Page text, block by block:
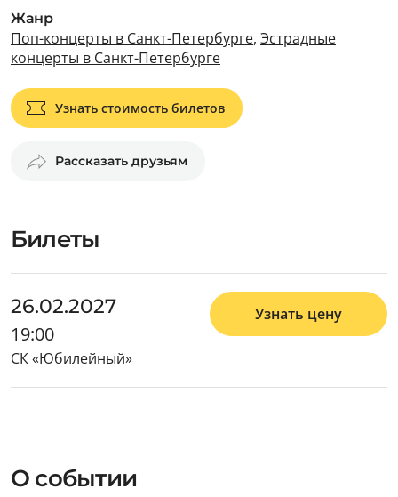
Жанр
Поп-концерты в Санкт-Петербурге, Эстрадные
концерты в Санкт-Петербурге
Узнать стоимость билетов
Рассказать друзьям
Билеты
26.02.2027
19:00
СК «Юбилейный»
Узнать цену
О событии